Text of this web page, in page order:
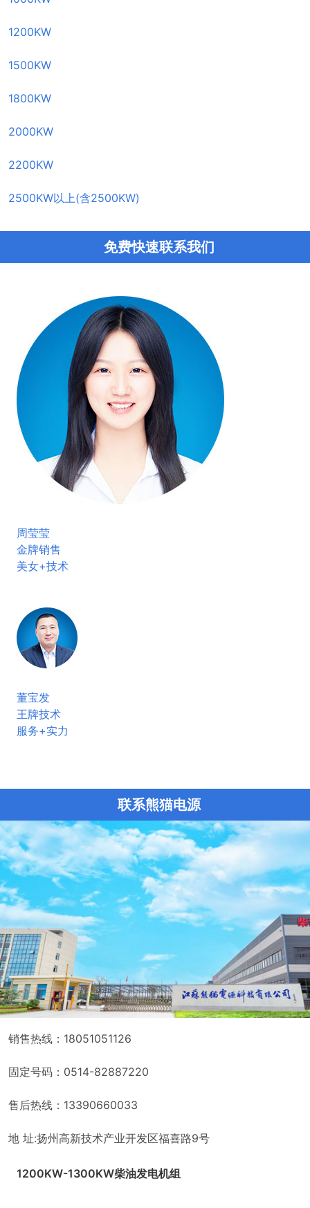
1200KW
1500KW
1800KW
2000KW
2200KW
2500KW以上(含2500KW)
免费快速联系我们
周莹莹
金牌销售
美女+技术
董宝发
王牌技术
服务+实力
联系熊猫电源
销售热线：18051051126
固定号码：0514-82887220
售后热线：13390660033
地 址:扬州高新技术产业开发区福喜路9号
1200KW-1300KW柴油发电机组